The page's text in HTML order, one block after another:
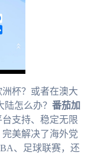
杯？或者在澳大
怎么办？ 番茄加
支持、稳定无限
美解决了海外党
、足球联赛，还